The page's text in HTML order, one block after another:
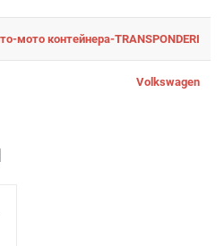
мото контейнера-TRANSPONDERI
Volkswagen